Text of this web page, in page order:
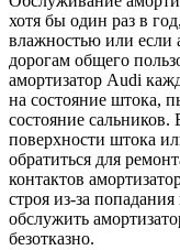
хотя бы один раз в
влажностью или если
дорогам общего
амортизатор Audi
на состояние штока,
состояние
поверхности штока
обратиться для
контактов
строя из-за
обслужить
безотказно.